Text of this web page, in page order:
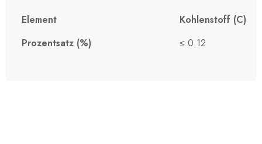
Element
Kohlenstoff (C)
Prozentsatz (%)
≤ 0.12